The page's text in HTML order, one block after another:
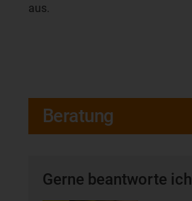
aus.
Beratung
Gerne beantworte